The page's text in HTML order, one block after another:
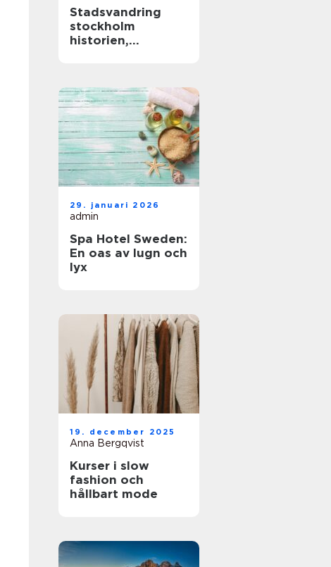
Stadsvandring
stockholm
historien,
29. januari 2026
admin
Spa Hotel Sweden:
En oas av lugn och
lyx
19. december 2025
Anna Bergqvist
Kurser i slow
fashion och
hållbart mode